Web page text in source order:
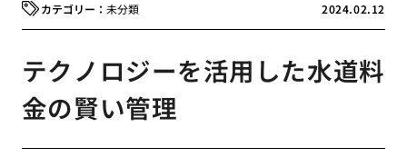
2024.02.12
未分類
テクノロジーを活用した水道料
金の賢い管理